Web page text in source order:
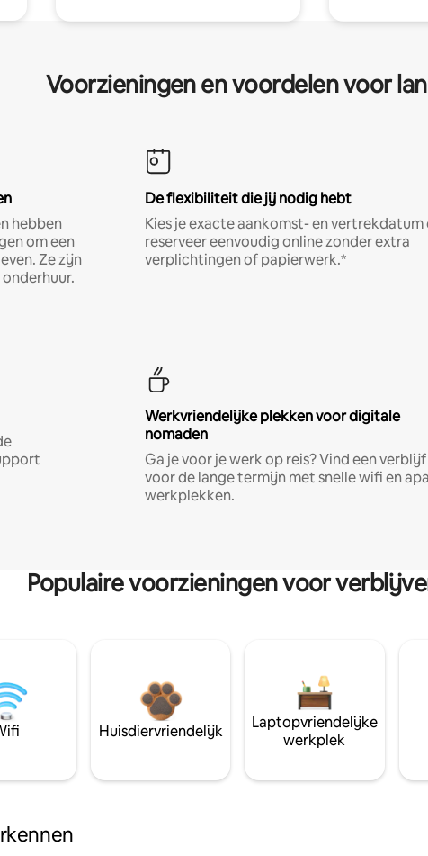
Voorzieningen en voordelen voor
hebben
om een
Ze zijn
De flexibiliteit die jij nodig hebt
Kies je exacte aankomst- en vertrekdatum
reserveer eenvoudig online zonder extra
verplichtingen of papierwerk.*
Werkvriendelijke plekken voor digitale
nomaden
Ga je voor je werk op reis? Vind een verblijf
voor de lange termijn met snelle wifi en
werkplekken.
Populaire voorzieningen voor
Huisdiervriendelijk
Laptopvriendelijke
werkplek